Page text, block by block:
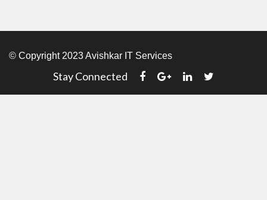
© Copyright 2023 Avishkar IT Services
Stay Connected